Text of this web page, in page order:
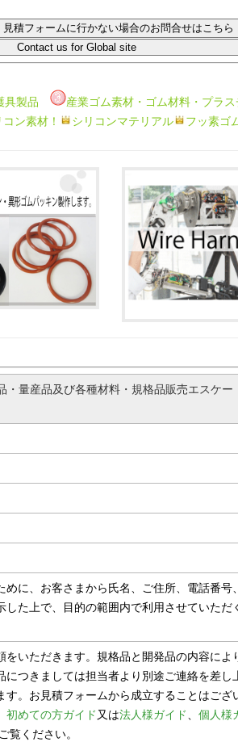
具製品 産業ゴム素材・ゴム材料・プラ
ン素材！ シリコンマテリアル フッ素ゴ
・量産品及び各種材料・規格品販売エスケー
に、お客さまから氏名、ご住所、電話番号
た上で、目的の範囲内で利用させていただ
いただきます。規格品と開発品の内容に
つきましては担当者より別途ご連絡を差
。お見積フォームから成立することはござ
初めての方ガイド 又は法人様ガイド、個人様
覧ください。